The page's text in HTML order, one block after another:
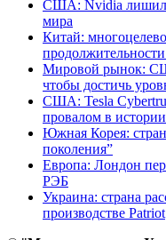
США: Nvidia
мира
Китай:
Мировой рынок:
чтобы достичь
США: Tesla
провалом в
Южная Корея:
поколения”
Европа: Лондон
РЭБ
Украина: страна
производстве Patriot